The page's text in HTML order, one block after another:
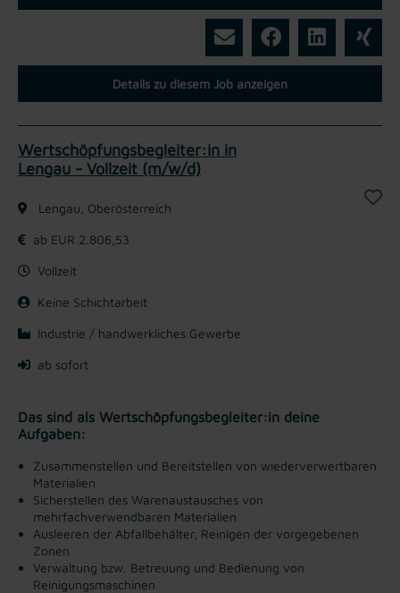
Details zu diesem Job anzeigen
Wertschöpfungsbegleiter:in in
Lengau - Vollzeit (m/w/d)
Lengau, Oberösterreich
ab EUR 2.806,53
Vollzeit
Keine Schichtarbeit
Industrie / handwerkliches Gewerbe
ab sofort
Das sind als Wertschöpfungsbegleiter:in deine
Aufgaben:
Zusammenstellen und Bereitstellen von wiederverwertbaren
Materialien
Sicherstellen des Warenaustausches von
mehrfachverwendbaren Materialien
Ausleeren der Abfallbehälter, Reinigen der vorgegebenen
Zonen
Verwaltung bzw. Betreuung und Bedienung von
Reinigungsmaschinen